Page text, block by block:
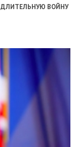
ВОЙНУ